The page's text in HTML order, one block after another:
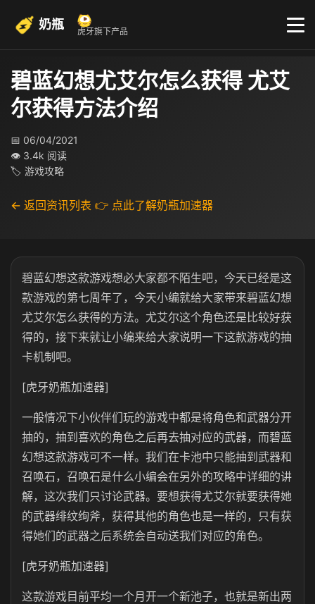
奶瓶 虎牙旗下产品
碧蓝幻想尤艾尔怎么获得 尤艾
尔获得方法介绍
📅 06/04/2021
👁 3.4k 阅读
🏷 游戏攻略
← 返回资讯列表 👉 点此了解奶瓶加速器
碧蓝幻想这款游戏想必大家都不陌生吧，今天已经是这
款游戏的第七周年了，今天小编就给大家带来碧蓝幻想
尤艾尔怎么获得的方法。尤艾尔这个角色还是比较好获
得的，接下来就让小编来给大家说明一下这款游戏的抽
卡机制吧。
[虎牙奶瓶加速器]
一般情况下小伙伴们玩的游戏中都是将角色和武器分开
抽的，抽到喜欢的角色之后再去抽对应的武器，而碧蓝
幻想这款游戏可不一样。我们在卡池中只能抽到武器和
召唤石，召唤石是什么小编会在另外的攻略中详细的讲
解，这次我们只讨论武器。要想获得尤艾尔就要获得她
的武器绯纹绚斧，获得其他的角色也是一样的，只有获
得她们的武器之后系统会自动送我们对应的角色。
[虎牙奶瓶加速器]
这款游戏目前平均一个月开一个新池子，也就是新出两